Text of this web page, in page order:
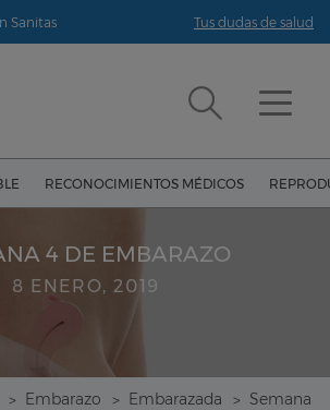
Sanitas Tus dudas de salud
RECONOCIMIENTOS MÉDICOS
4 DE EMBARAZO
8 ENERO, 2019
Embarazo Embarazada
Semana